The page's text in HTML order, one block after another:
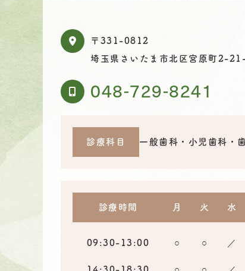
〒331-0812
埼玉県さいたま市北区宮原町2-
048-729-8241
診療科目 一般歯科・小児歯科・
診療時間 月 火 水
09:30- 13:00 ○ ○ ／